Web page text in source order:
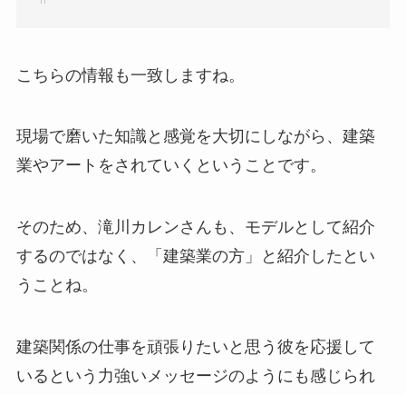
こちらの情報も一致しますね。
現場で磨いた知識と感覚を大切にしながら、建築
業やアートをされていくということです。
そのため、滝川カレンさんも、モデルとして紹介
するのではなく、「建築業の方」と紹介したとい
うことね。
建築関係の仕事を頑張りたいと思う彼を応援して
いるという力強いメッセージのようにも感じられ